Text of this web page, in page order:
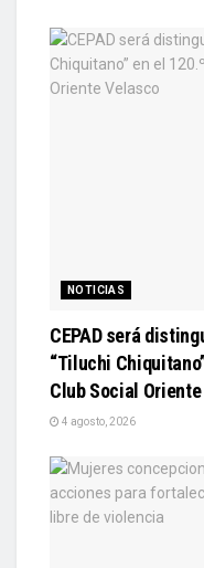
NOTICIAS
CEPAD será
“Tiluchi
Club Social
4 agosto, 2026